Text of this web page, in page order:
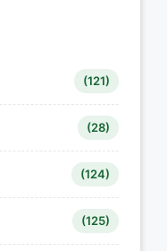
(121)
(28)
(124)
(125)